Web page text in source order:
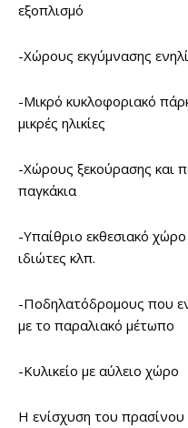
εξοπλισμό
-Χώρους εκγύμνασης
-Μικρό κυκλοφοριακό
μικρές ηλικίες
-Χώρους ξεκούρασης και
παγκάκια
-Υπαίθριο εκθεσιακό
ιδιώτες κλπ.
-Ποδηλατόδρομους που
με το παραλιακό μέτωπο
-Κυλικείο με αύλειο χώρο
Η ενίσχυση του πρασίνου